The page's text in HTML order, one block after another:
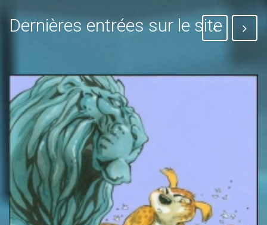
Dernières entrées sur le site